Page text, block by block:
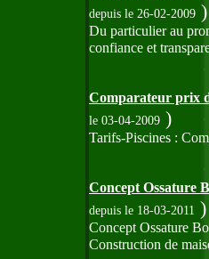
depuis le 26-02-2009 )
Du particulier au
confiance et
Comparateur prix
le 03-04-2009 )
Tarifs-Piscines :
Concept Ossature
depuis le 18-03-2011 )
Concept Ossature
Construction de